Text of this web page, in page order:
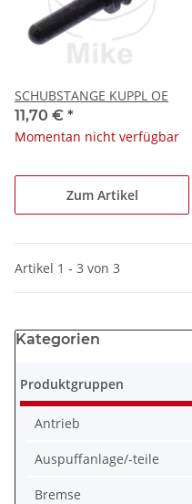
SCHUBSTANGE KUPPL OE
11,70 € *
Momentan nicht verfügbar
Zum Artikel
Artikel 1 - 3 von 3
Kategorien
Produktgruppen
Antrieb
Auspuffanlage/-teile
Bremse